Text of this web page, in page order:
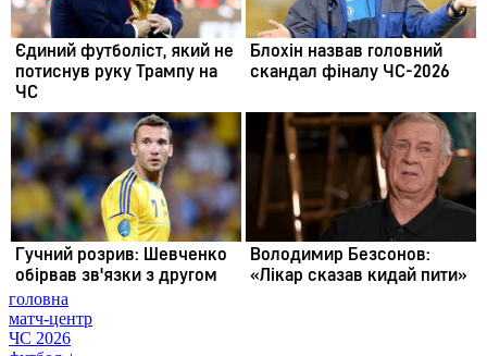
головна
матч-центр
ЧС 2026